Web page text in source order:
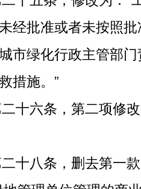
经批准或者未按照
市绿化行政主管部
措施。”
十六条，第二项修
十八条，删去第一